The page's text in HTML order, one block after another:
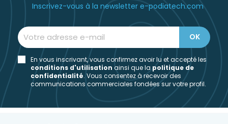
Inscrivez-vous à la newsletter e-podiatech.com
En vous inscrivant, vous confirmez avoir lu et accepté les
conditions d'utilisation ainsi que lapolitique de
confidentialité. Vous consentez à recevoir des
communications commerciales fondées sur votre profil.